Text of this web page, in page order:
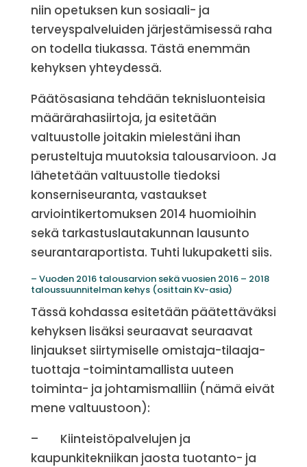
niin opetuksen kun sosiaali- ja
terveyspalveluiden järjestämisessä raha
on todella tiukassa. Tästä enemmän
kehyksen yhteydessä.
Päätösasiana tehdään teknisluonteisia
määrärahasiirtoja, ja esitetään
valtuustolle joitakin mielestäni ihan
perusteltuja muutoksia talousarvioon. Ja
lähetetään valtuustolle tiedoksi
konserniseuranta, vastaukset
arviointikertomuksen 2014 huomioihin
sekä tarkastuslautakunnan lausunto
seurantaraportista. Tuhti lukupaketti siis.
– Vuoden 2016 talousarvion sekä vuosien 2016 – 2018
taloussuunnitelman kehys (osittain Kv-asia)
Tässä kohdassa esitetään päätettäväksi
kehyksen lisäksi seuraavat seuraavat
linjaukset siirtymiselle omistaja-tilaaja-
tuottaja -toimintamallista uuteen
toiminta- ja johtamismalliin (nämä eivät
mene valtuustoon):
– Kiinteistöpalvelujen ja
kaupunkitekniikan jaosta tuotanto- ja